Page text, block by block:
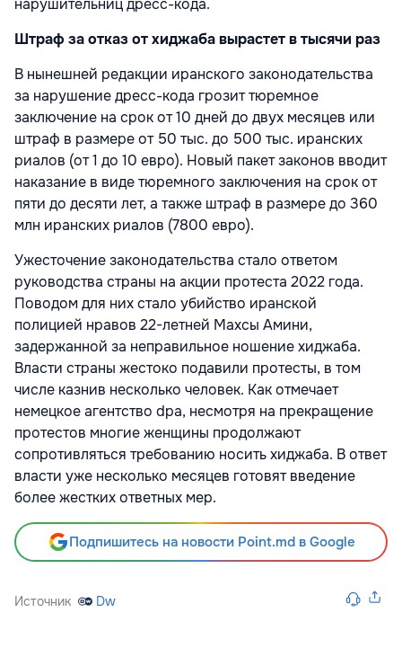
нарушительниц дресс-кода.
Штраф за отказ от хиджаба вырастет в тысячи раз
В нынешней редакции иранского законодательства
за нарушение дресс-кода грозит тюремное
заключение на срок от 10 дней до двух месяцев или
штраф в размере от 50 тыс. до 500 тыс. иранских
риалов (от 1 до 10 евро). Новый пакет законов вводит
наказание в виде тюремного заключения на срок от
пяти до десяти лет, а также штраф в размере до 360
млн иранских риалов (7800 евро).
Ужесточение законодательства стало ответом
руководства страны на акции протеста 2022 года.
Поводом для них стало убийство иранской
полицией нравов 22-летней Махсы Амини,
задержанной за неправильное ношение хиджаба.
Власти страны жестоко подавили протесты, в том
числе казнив несколько человек. Как отмечает
немецкое агентство dpa, несмотря на прекращение
протестов многие женщины продолжают
сопротивляться требованию носить хиджаба. В ответ
власти уже несколько месяцев готовят введение
более жестких ответных мер.
Подпишитесь на новости Point.md в Google
Источник Dw